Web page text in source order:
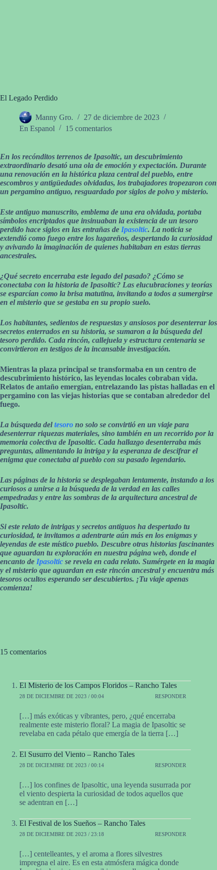
El Legado Perdido
Manny Gro.
27 de diciembre de 2023
En Espanol
15 comentarios
En los recónditos terrenos de Ipasoltic, un descubrimiento
extraordinario desató una ola de emoción y expectación. Durante
una renovación en la histórica plaza central del pueblo, entre
escombros y antigüedades olvidadas, los trabajadores tropezaron con
un pergamino antiguo, resguardado por siglos de polvo y misterio.
Este antiguo manuscrito, emblema de una era olvidada, portaba
símbolos encriptados que insinuaban la existencia de un tesoro
perdido hace siglos en las entrañas de Ipasoltic. La noticia se
extendió como fuego entre los lugareños, despertando la curiosidad
y avivando la imaginación de quienes habitaban en estas tierras
ancestrales.
¿Qué secreto encerraba este legado del pasado? ¿Cómo se
conectaba con la historia de Ipasoltic? Las elucubraciones y teorías
se esparcían como la brisa matutina, invitando a todos a sumergirse
en el misterio que se gestaba en su propio suelo.
Los habitantes, sedientos de respuestas y ansiosos por desenterrar los
secretos enterrados en su historia, se sumaron a la búsqueda del
tesoro perdido. Cada rincón, callejuela y estructura centenaria se
convirtieron en testigos de la incansable investigación.
Mientras la plaza principal se transformaba en un centro de
descubrimiento histórico, las leyendas locales cobraban vida.
Relatos de antaño emergían, entrelazando las pistas halladas en el
pergamino con las viejas historias que se contaban alrededor del
fuego.
La búsqueda deltesoro no solo se convirtió en un viaje para
desenterrar riquezas materiales, sino también en un recorrido por la
memoria colectiva de Ipasoltic. Cada hallazgo desenterraba más
preguntas, alimentando la intriga y la esperanza de descifrar el
enigma que conectaba al pueblo con su pasado legendario.
Las páginas de la historia se desplegaban lentamente, instando a los
curiosos a unirse a la búsqueda de la verdad en las calles
empedradas y entre las sombras de la arquitectura ancestral de
Ipasoltic.
Si este relato de intrigas y secretos antiguos ha despertado tu
curiosidad, te invitamos a adentrarte aún más en los enigmas y
leyendas de este místico pueblo. Descubre otras historias fascinantes
que aguardan tu exploración en nuestra página web, donde el
encanto de Ipasoltic se revela en cada relato. Sumérgete en la magia
y el misterio que aguardan en este rincón ancestral y encuentra más
tesoros ocultos esperando ser descubiertos. ¡Tu viaje apenas
comienza!
15 comentarios
El Misterio de los Campos Floridos – Rancho Tales
28 DE DICIEMBRE DE 2023 / 00:04 RESPONDER
[…] más exóticas y vibrantes, pero, ¿qué encerraba
realmente este misterio floral? La magia de Ipasoltic se
revelaba en cada pétalo que emergía de la tierra […]
El Susurro del Viento – Rancho Tales
28 DE DICIEMBRE DE 2023 / 00:14 RESPONDER
[…] los confines de Ipasoltic, una leyenda susurrada por
el viento despierta la curiosidad de todos aquellos que
se adentran en […]
El Festival de los Sueños – Rancho Tales
28 DE DICIEMBRE DE 2023 / 23:18 RESPONDER
[…] centelleantes, y el aroma a flores silvestres
impregna el aire. Es en esta atmósfera mágica donde